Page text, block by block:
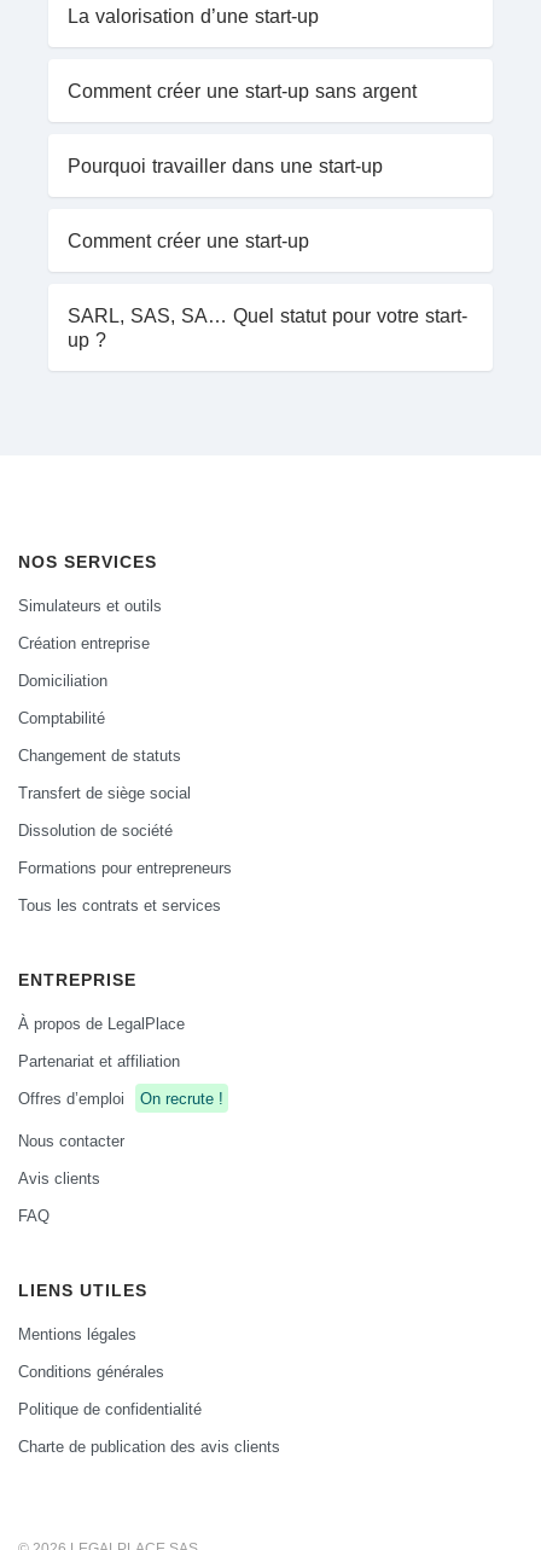
La valorisation d’une start-up
Comment créer une start-up sans argent
Pourquoi travailler dans une start-up
Comment créer une start-up
SARL, SAS, SA… Quel statut pour votre start-
up ?
NOS SERVICES
Simulateurs et outils
Création entreprise
Domiciliation
Comptabilité
Changement de statuts
Transfert de siège social
Dissolution de société
Formations pour entrepreneurs
Tous les contrats et services
ENTREPRISE
À propos de LegalPlace
Partenariat et affiliation
Offres d’emploi
On recrute !
Nous contacter
Avis clients
FAQ
LIENS UTILES
Mentions légales
Conditions générales
Politique de confidentialité
Charte de publication des avis clients